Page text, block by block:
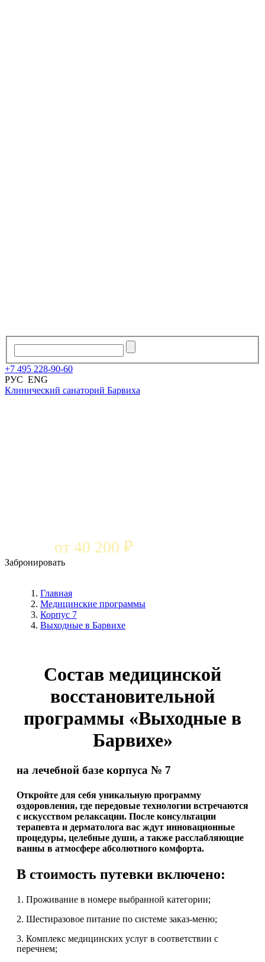
+7 495 228-90-60
РУС ENG
Клинический санаторий Барвиха
от 40 200 ₽
Забронировать
Главная
Медицинские программы
Корпус 7
Выходные в Барвихе
Состав медицинской
восстановительной
программы «Выходные в
Барвихе»
на лечебной базе корпуса № 7
Откройте для себя уникальную программу
оздоровления, где передовые технологии встречаются
с искусством релаксации. После консультации
терапевта и дерматолога вас ждут инновационные
процедуры, целебные души, а также расслабляющие
ванны в атмосфере абсолютного комфорта.
В стоимость путевки включено:
1. Проживание в номере выбранной категории;
2. Шестиразовое питание по системе заказ-меню;
3. Комплекс медицинских услуг в соответствии с
перечнем;